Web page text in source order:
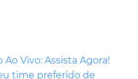
Vivo: Assista Agora!
time preferido de